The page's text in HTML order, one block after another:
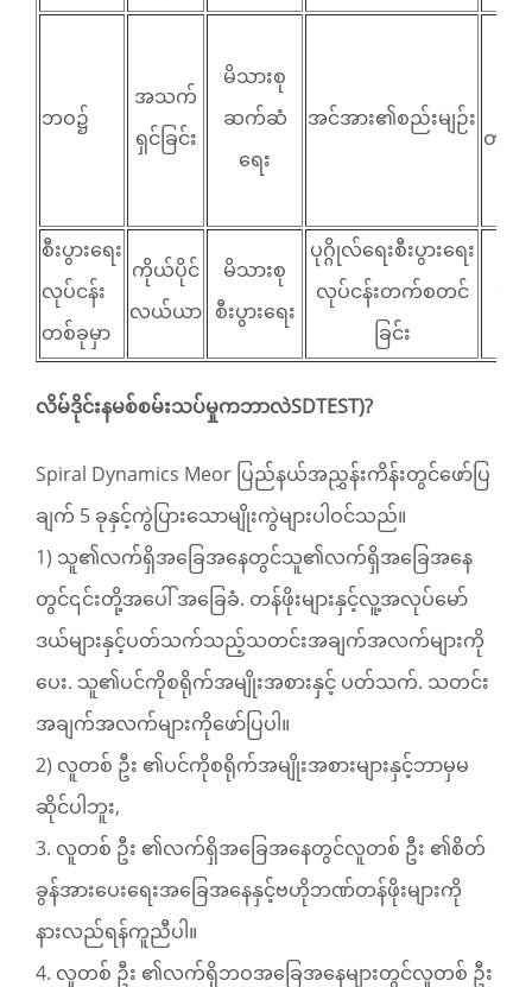
ဘဝ၌
အသက်
ရှင်ခြင်း
မိသားစု
ဆက်ဆံ
ရေး
အင်အား၏စည်းမျဉ်း
တရာ
စီးပွားရေး
လုပ်ငန်း
တစ်ခုမှာ
ကိုယ်ပိုင်
လယ်ယာ
မိသားစု
စီးပွားရေး
ပုဂ္ဂိုလ်ရေးစီးပွားရေး
လုပ်ငန်းတက်စတင်
ခြင်း
လိမ်ဒိုင်းနမစ်စမ်းသပ်မှုကဘာလဲSDTEST)?
Spiral Dynamics Meor ပြည်နယ်အညွှန်းကိန်းတွင်ဖော်ပြ
ချက် 5 ခုနှင့်ကွဲပြားသောမျိုးကွဲများပါဝင်သည်။
1) သူ၏လက်ရှိအခြေအနေတွင်သူ၏လက်ရှိအခြေအနေ
တွင်၎င်းတို့အပေါ် အခြေခံ. တန်ဖိုးများနှင့်လူ့အလုပ်မော်
ဒယ်များနှင့်ပတ်သက်သည့်သတင်းအချက်အလက်များကို
ပေး. သူ၏ပင်ကိုစရိုက်အမျိုးအစားနှင့် ပတ်သက်. သတင်း
အချက်အလက်များကိုဖော်ပြပါ။
2) လူတစ် ဦး ၏ပင်ကိုစရိုက်အမျိုးအစားများနှင့်ဘာမှမ
ဆိုင်ပါဘူး,
3. လူတစ် ဦး ၏လက်ရှိအခြေအနေတွင်လူတစ် ဦး ၏စိတ်
ခွန်အားပေးရေးအခြေအနေနှင့်ဗဟိုဘဏ်တန်ဖိုးများကို
နားလည်ရန်ကူညီပါ။
4. လူတစ် ဦး ၏လက်ရှိဘဝအခြေအနေများတွင်လူတစ် ဦး